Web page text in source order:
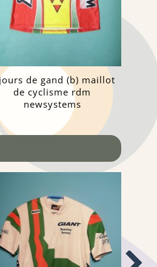
de gand (b) maillot
de cyclisme rdm
newsystems